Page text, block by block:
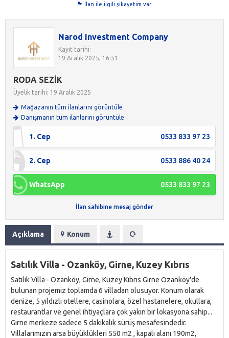
İlan ile ilgili şikayetim var
Narod Investment Company
Kayıt tarihi:
19 Aralık 2025, 16:51
RODA SEZİK
Üyelik tarihi: 19 Aralık 2025
Mağazanın tüm ilanlarını görüntüle
Danışmanın tüm ilanlarını görüntüle
1. Cep 0533 833 97 23
2. Cep 0533 886 40 24
WhatsApp 0533 833 97 23
İlan sahibine mesaj gönder
Açıklama Konum
Satılık Villa - Ozanköy, Girne, Kuzey Kıbrıs
Satılık Villa - Ozanköy, Girne, Kuzey Kıbrıs Girne Ozanköy'de
bulunan projemiz toplamda 6 villadan olusuyor. Konum olarak
denize, 5 yıldızlı otellere, casinolara, özel hastanelere, okullara,
restaurantlar ve genel ihtiyaçlara çok yakın bir lokasyona sahip...
Girne merkeze sadece 5 dakikalık sürüş mesafesindedir.
Villalarımızın arsa büyüklükleri 550 m2 , kapalı alanı 190m2,